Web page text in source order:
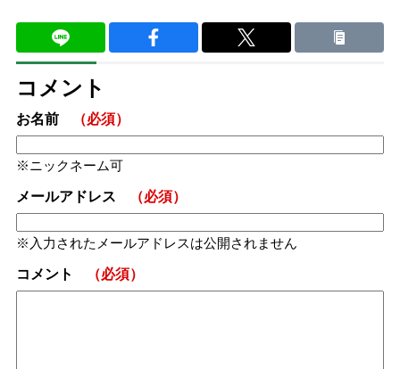
コメント
お名前 （必須）
ニックネーム可
メールアドレス （必須）
入力されたメールアドレスは公開されません
コメント （必須）